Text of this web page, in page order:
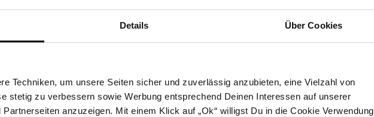
Details Über Cookies
Techniken, um unsere Seiten sicher und zuverlässig anzubieten, eine Vielzahl von
stetig zu verbessern sowie Werbung entsprechend Deinen Interessen auf unserer
anzuzeigen. Mit einem Klick auf „Ok“ willigst Du in die Cookie Verwendung